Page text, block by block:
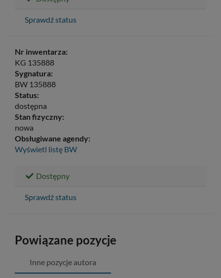
Sprawdź status
Nr inwentarza:
KG 135888
Sygnatura:
BW 135888
Status:
dostępna
Stan fizyczny:
nowa
Obsługiwane agendy:
Wyświetl listę BW
Dostępny
Sprawdź status
Powiązane pozycje
Inne pozycje autora